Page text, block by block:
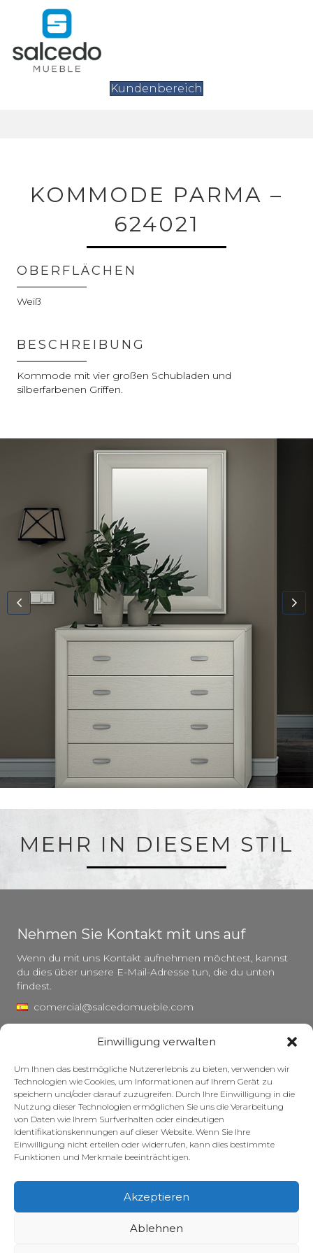
Einwilligung verwalten
Um Ihnen das bestmögliche Nutzererlebnis zu bieten, verwenden wir
Technologien wie Cookies, um Informationen auf Ihrem Gerät zu
speichern und/oder darauf zuzugreifen. Durch Ihre Einwilligung in die
Nutzung dieser Technologien ermöglichen Sie uns die Verarbeitung
von Daten wie Ihrem Surfverhalten oder eindeutigen
Identifikationskennungen auf dieser Website. Wenn Sie Ihre
Einwilligung nicht erteilen oder widerrufen, kann dies bestimmte
Funktionen und Merkmale beeinträchtigen.
Akzeptieren
Ablehnen
Kundenbereich
KOMMODE PARMA –
624021
OBERFLÄCHEN
Weiß
BESCHREIBUNG
Kommode mit vier großen Schubladen und
silberfarbenen Griffen.
MEHR IN DIESEM STIL
Nehmen Sie Kontakt mit uns auf
Wenn du mit uns Kontakt aufnehmen möchtest, kannst
du dies über unsere E-Mail-Adresse tun, die du unten
findest.
comercial@salcedomueble.com
distribucion@salcedomueble.com
Instagram
Rechtlicher Hinweis
Datenschutzerklärung
Cookie-Richtlinie
Zuschüsse